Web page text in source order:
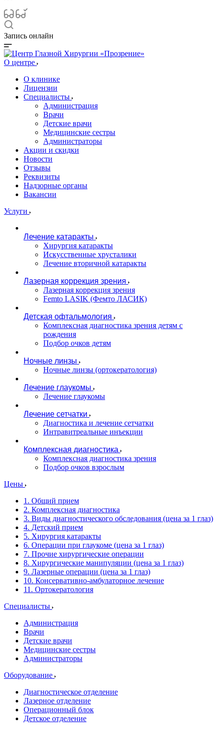
Запись онлайн
О центре
О клинике
Лицензии
Специалисты
Администрация
Врачи
Детские врачи
Медицинские сестры
Администраторы
Акции и скидки
Новости
Отзывы
Реквизиты
Надзорные органы
Вакансии
Услуги
Лечение катаракты
Хирургия катаракты
Искусственные хрусталики
Лечение вторичной катаракты
Лазерная коррекция зрения
Лазерная коррекция зрения
Femto LASIK (Фемто ЛАСИК)
Детская офтальмология
Комплексная диагностика зрения детям c
рождения
Подбор очков детям
Ночные линзы
Ночные линзы (ортокератология)
Лечение глаукомы
Лечение глаукомы
Лечение сетчатки
Диагностика и лечение сетчатки
Интравитреальные инъекции
Комплексная диагностика
Комплексная диагностика зрения
Подбор очков взрослым
Цены
1. Общий прием
2. Комплексная диагностика
3. Виды диагностического обследования (цена за 1 глаз)
4. Детский прием
5. Хирургия катаракты
6. Операции при глаукоме (цена за 1 глаз)
7. Прочие хирургические операции
8. Хирургические манипуляции (цена за 1 глаз)
9. Лазерные операции (цена за 1 глаз)
10. Консервативно-амбулаторное лечение
11. Ортокератология
Специалисты
Администрация
Врачи
Детские врачи
Медицинские сестры
Администраторы
Оборудование
Диагностическое отделение
Лазерное отделение
Операционный блок
Детское отделение